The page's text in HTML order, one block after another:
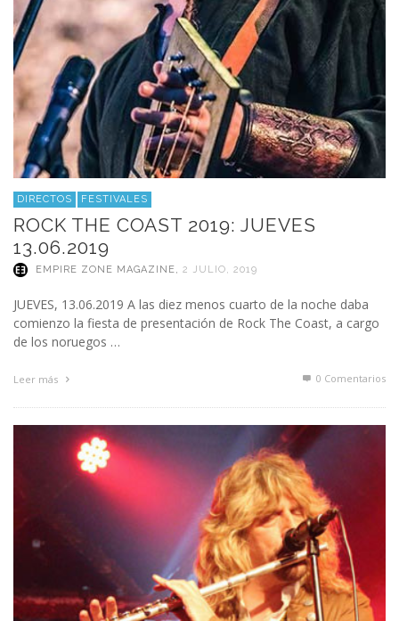
DIRECTOS FESTIVALES
ROCK THE COAST 2019: JUEVES
13.06.2019
EMPIRE ZONE MAGAZINE, 2 JULIO, 2019
JUEVES, 13.06.2019 A las diez menos cuarto de la noche daba
comienzo la fiesta de presentación de Rock The Coast, a cargo
de los noruegos …
Leer más 0 Comentarios